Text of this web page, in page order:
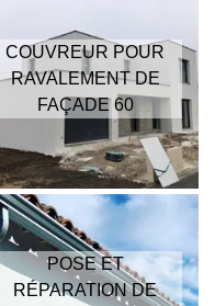
COUVREUR POUR
RAVALEMENT DE
FAÇADE 60
POSE ET
RÉPARATION DE